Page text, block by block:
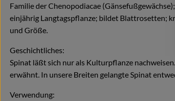
Familie der Chenopodiacae (Gänsefußgewächse);
einjährig Langtagspflanze; bildet Blattrosetten;
und Größe.
Geschichtliches:
Spinat läßt sich nur als Kulturpflanze
erwähnt. In unsere Breiten gelangte Spinat
Verwendung: